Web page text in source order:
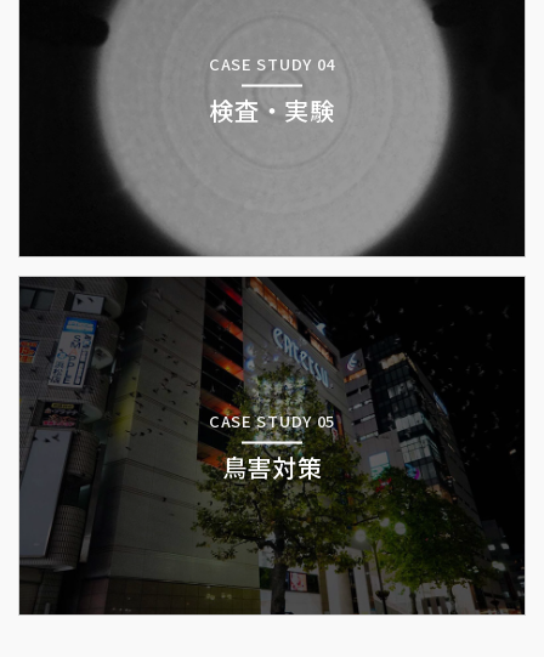
CASE STUDY 04
検査・実験
CASE STUDY 05
鳥害対策